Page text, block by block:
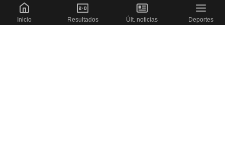
Inicio Resultados Últ. noticias Deportes